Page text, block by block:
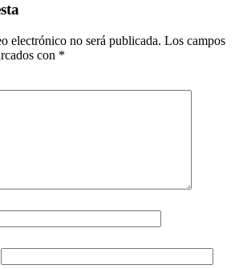
electrónico no será publicada. Los campos
con *